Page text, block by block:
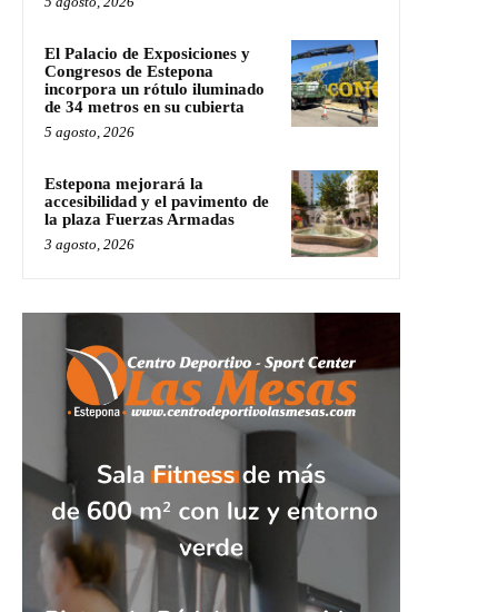
El Palacio de Exposiciones y
Congresos de Estepona
incorpora un rótulo iluminado
de 34 metros en su cubierta
5 agosto, 2026
Estepona mejorará la
accesibilidad y el pavimento de
la plaza Fuerzas Armadas
3 agosto, 2026